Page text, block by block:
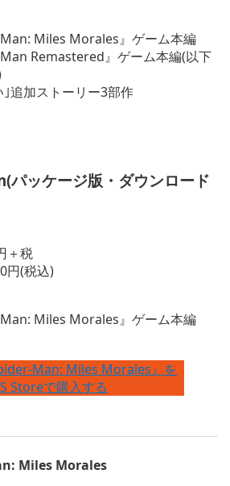
Miles Morales』ゲーム本編
Remastered』ゲーム本編(以下
追加ストーリー3部作
ッケージ版・ダウンロード
＋税
円(税込)
Miles Morales』ゲーム本編
Man: Miles Morales』を
Storeで購入する
Miles Morales